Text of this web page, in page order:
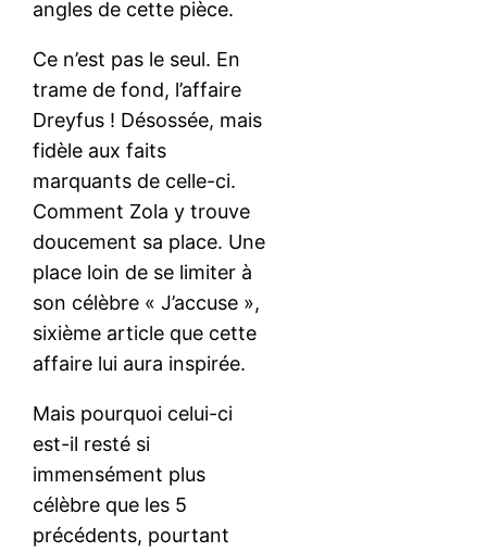
angles de cette pièce.
Ce n’est pas le seul. En
trame de fond, l’affaire
Dreyfus ! Désossée, mais
fidèle aux faits
marquants de celle-ci.
Comment Zola y trouve
doucement sa place. Une
place loin de se limiter à
son célèbre « J’accuse »,
sixième article que cette
affaire lui aura inspirée.
Mais pourquoi celui-ci
est-il resté si
immensément plus
célèbre que les 5
précédents, pourtant